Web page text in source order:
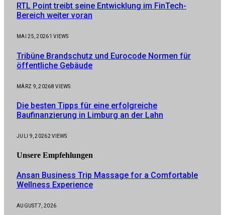
RTL Point treibt seine Entwicklung im FinTech-
Bereich weiter voran
MAI 25, 20261VIEWS
Tribüne Brandschutz und Eurocode Normen für
öffentliche Gebäude
MÄRZ 9, 20268VIEWS
Die besten Tipps für eine erfolgreiche
Baufinanzierung in Limburg an der Lahn
JULI 9, 20262VIEWS
Unsere Empfehlungen
Ansan Business Trip Massage for a Comfortable
Wellness Experience
AUGUST 7, 2026